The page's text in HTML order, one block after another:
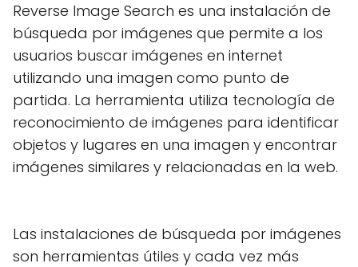
Reverse Image Search es una instalación de
búsqueda por imágenes que permite a los
usuarios buscar imágenes en internet
utilizando una imagen como punto de
partida. La herramienta utiliza tecnología de
reconocimiento de imágenes para identificar
objetos y lugares en una imagen y encontrar
imágenes similares y relacionadas en la web.
Las instalaciones de búsqueda por imágenes
son herramientas útiles y cada vez más